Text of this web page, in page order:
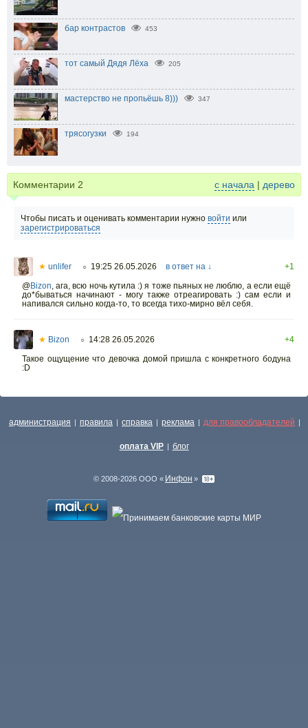
бар контрастов 453
тот самый Дядя Лёха 205
мастерство не пропьёшь 8))) 347
трясогузки 194
Комментарии 2 с начала | дерево
Чтобы писать и оценивать комментарии нужно войти или
зарегистрироваться
★ unlifer ○ 19:25 26.05.2026 в ответ на ↓
+1
@Bizon, ага, всю ночь кутила :) я тоже пьяных не люблю, а если ещё
до*бываться начинают - могу также отреагировать :) сам если и
напивался сильно когда-то, то всегда тихо-мирно вёл себя.
★ Bizon ○ 14:28 26.05.2026
+4
Такое ощущение что девочка домой пришла с конкретного бодуна
:D
администрация | правила | справка | реклама | для правообладателей |
оплата VIP | блог
© 2008-2026 ООО « Инфон »